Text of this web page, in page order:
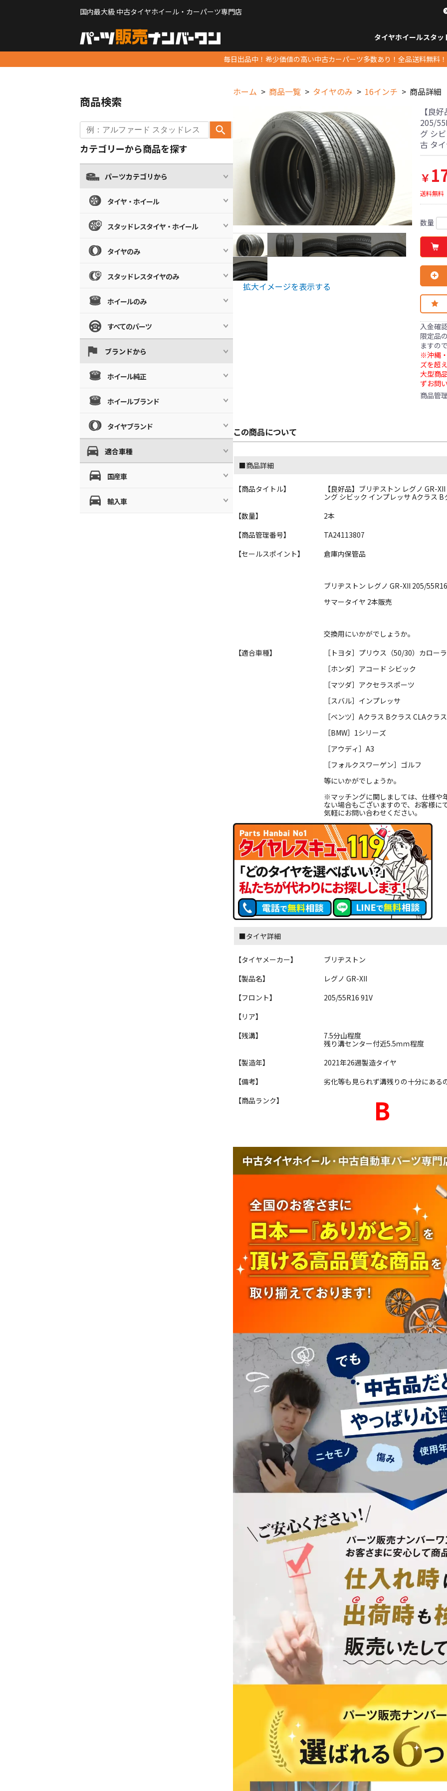
国内最大級 中古タイヤホイール・カーパーツ専門店
タイヤホイールスタッ
毎日出品中！希少価値の高い中古カーパーツ多数あり！全品送料無料！
ホーム 商品一覧 タイヤのみ 16インチ 商品詳細
拡大イメージを表示する
【良
205/
グ シ
古 タ
￥
送料無料
数量
入金確
限定品
ますの
※沖縄
ズを超
大型商
ずお問
商品管
この商品について
■商品詳細
【商品タイトル】
【良好品】ブリヂストン レグノ GR-
ング シビック インプレッサ Aクラス B
【数量】
2本
【商品管理番号】
TA24113807
【セールスポイント】
倉庫内保管品
ブリヂストン レグノ GR-XII 205/
サマータイヤ 2本販売
交換用にいかがでしょうか。
【適合車種】
［トヨタ］プリウス（50/30）カロー
［ホンダ］アコード シビック
［マツダ］アクセラスポーツ
［スバル］インプレッサ
［ベンツ］Aクラス Bクラス CLAクラス
［BMW］1シリーズ
［アウディ］A3
［フォルクスワーゲン］ゴルフ
等にいかがでしょうか。
※マッチングに関しましては、仕様や
ない場合もございますので、お客様
気軽にお問い合わせください。
■タイヤ詳細
【タイヤメーカー】
ブリヂストン
【製品名】
レグノ GR-XII
【フロント】
205/55R16 91V
【リア】
【残溝】
7.5分山程度
残り溝センター付近5.5ｍｍ程度
【製造年】
2021年26週製造タイヤ
【備考】
劣化等も見られず溝残りの十分にある
【商品ランク】
B
商品検索
カテゴリーから商品を探す
パーツカテゴリから
タイヤ・ホイール
スタッドレスタイヤ・ホイール
タイヤのみ
スタッドレスタイヤのみ
ホイールのみ
すべてのパーツ
ブランドから
ホイール純正
ホイールブランド
タイヤブランド
適合車種
国産車
輸入車